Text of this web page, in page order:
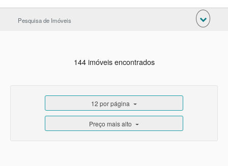
Pesquisa de Imóveis
144 imóveis encontrados
12 por página
Preço mais alto